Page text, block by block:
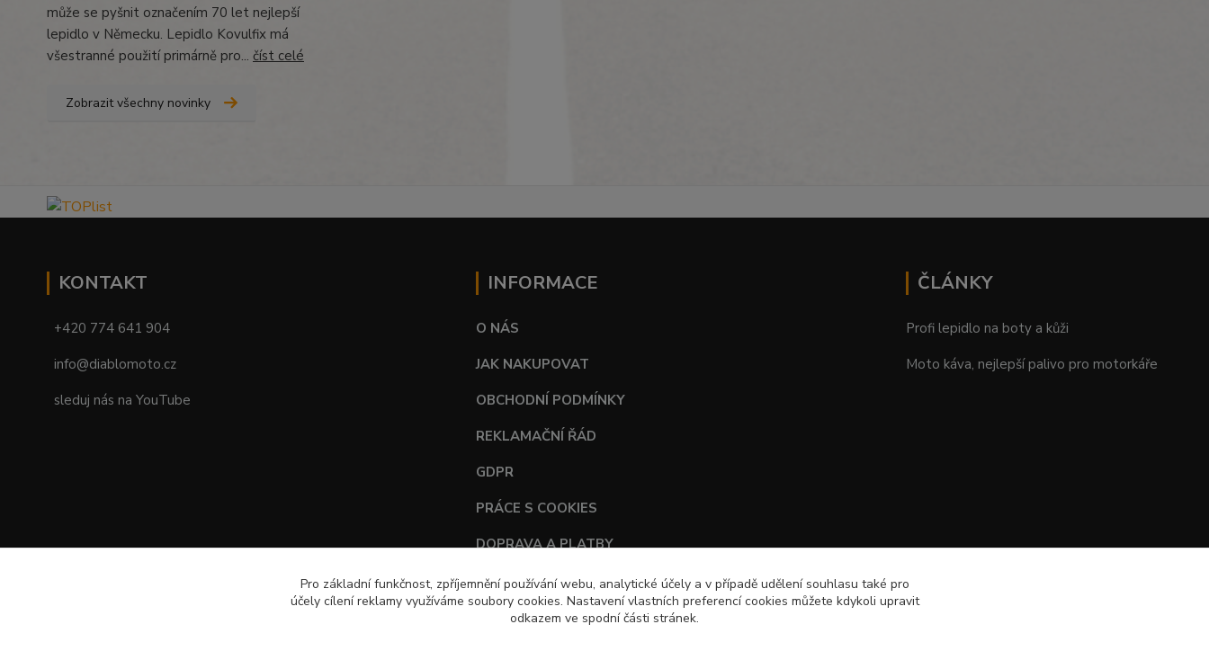
může se pyšnit označením 70 let nejlepší
lepidlo v Německu. Lepidlo Kovulfix má
všestranné použití primárně pro... číst celé
Zobrazit všechny novinky
KONTAKT
+420 774 641 904
info@diablomoto.cz
sleduj nás na YouTube
INFORMACE
O NÁS
JAK NAKUPOVAT
OBCHODNÍ PODMÍNKY
REKLAMAČNÍ ŘÁD
GDPR
PRÁCE S COOKIES
DOPRAVA A PLATBY
TABULKY VELIKOSTÍ
ČLÁNKY
Profi lepidlo na boty a kůži
Moto káva, nejlepší palivo pro motorkáře
Pro základní funkčnost, zpříjemnění používání webu, analytické účely a v případě udělení souhlasu také pro
účely cílení reklamy využíváme soubory cookies. Nastavení vlastních preferencí cookies můžete kdykoli upravit
odkazem ve spodní části stránek.